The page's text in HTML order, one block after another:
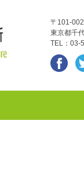
〒101-
東京都千
TEL：